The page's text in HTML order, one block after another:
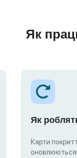
Як
Як
Карти